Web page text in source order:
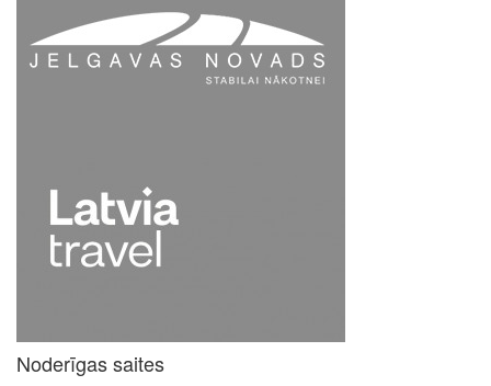
Noderīgas saites